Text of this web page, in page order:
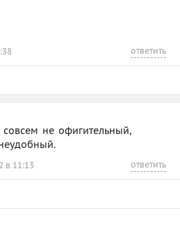
ответить
не офигительный,
в 11:13 ответить